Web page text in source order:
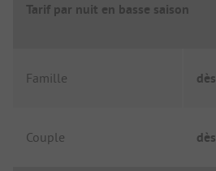
Tarif par nuit en basse saison
Famille dès
Couple dès